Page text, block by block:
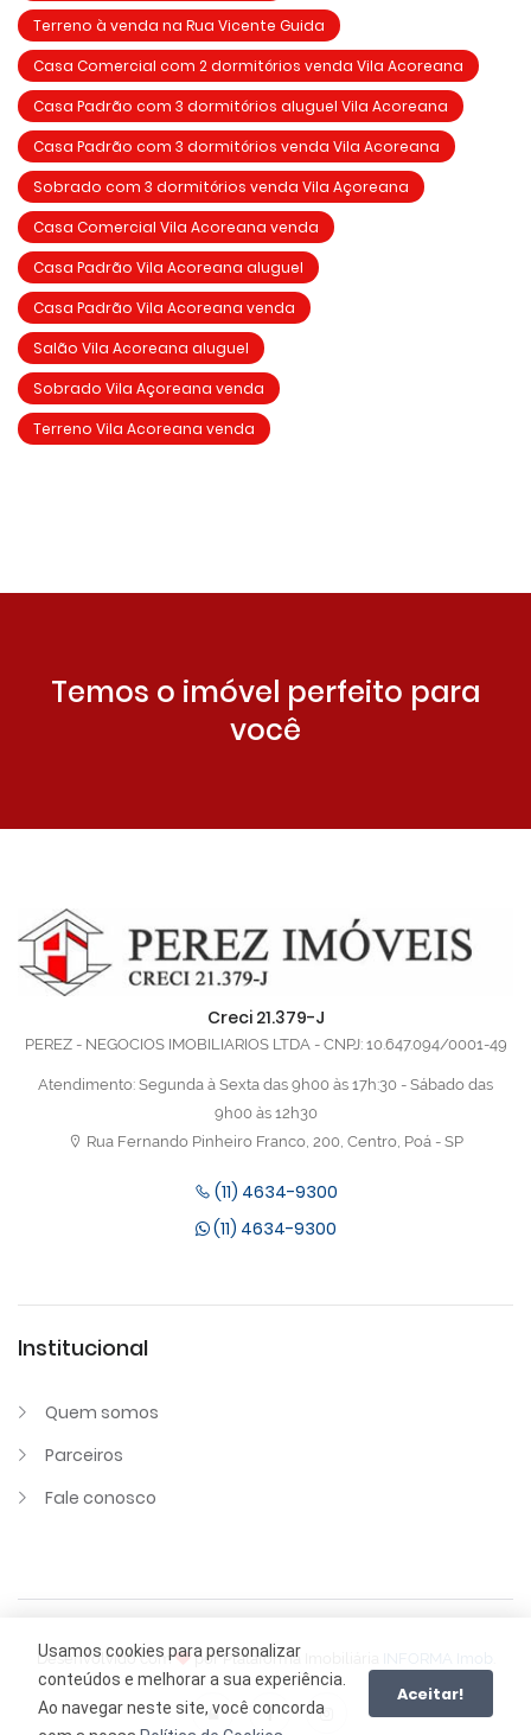
Terreno à venda na Rua Vicente Guida
Casa Comercial com 2 dormitórios venda Vila Acoreana
Casa Padrão com 3 dormitórios aluguel Vila Acoreana
Casa Padrão com 3 dormitórios venda Vila Acoreana
Sobrado com 3 dormitórios venda Vila Açoreana
Casa Comercial Vila Acoreana venda
Casa Padrão Vila Acoreana aluguel
Casa Padrão Vila Acoreana venda
Salão Vila Acoreana aluguel
Sobrado Vila Açoreana venda
Terreno Vila Acoreana venda
Temos o imóvel perfeito para
você
Creci 21.379-J
PEREZ - NEGOCIOS IMOBILIARIOS LTDA - CNPJ: 10.647.094/0001-49
Atendimento: Segunda à Sexta das 9h00 às 17h:30 - Sábado das
9h00 às 12h30
Rua Fernando Pinheiro Franco, 200, Centro, Poá - SP
(11) 4634-9300
(11) 4634-9300
Institucional
Quem somos
Parceiros
Fale conosco
Desenvolvido com por Plataforma Imobiliária INFORMA Imob
Usamos cookies para personalizar
conteúdos e melhorar a sua experiência.
Ao navegar neste site, você concorda
Aceitar!